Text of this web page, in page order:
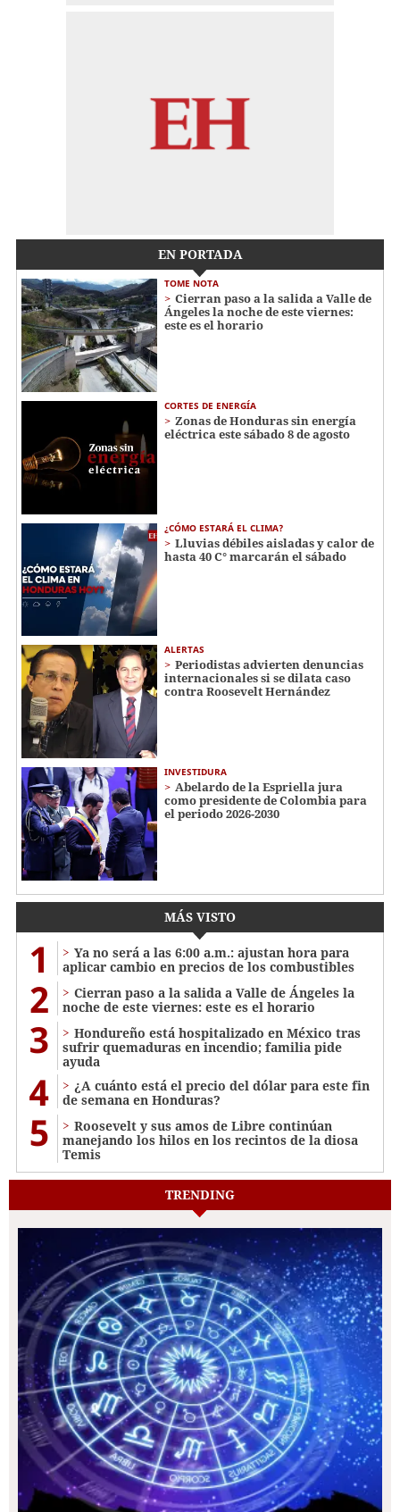
EN PORTADA
TOME NOTA
Cierran paso a la salida a Valle de
Ángeles la noche de este viernes:
este es el horario
CORTES DE ENERGÍA
Zonas de Honduras sin energía
eléctrica este sábado 8 de agosto
¿CÓMO ESTARÁ EL CLIMA?
Lluvias débiles aisladas y calor de
hasta 40 C° marcarán el sábado
ALERTAS
Periodistas advierten denuncias
internacionales si se dilata caso
contra Roosevelt Hernández
INVESTIDURA
Abelardo de la Espriella jura
como presidente de Colombia para
el periodo 2026-2030
MÁS VISTO
1
Ya no será a las 6:00 a.m.: ajustan hora para
aplicar cambio en precios de los combustibles
2
Cierran paso a la salida a Valle de Ángeles la
noche de este viernes: este es el horario
3
Hondureño está hospitalizado en México tras
sufrir quemaduras en incendio; familia pide
ayuda
4
¿A cuánto está el precio del dólar para este fin
de semana en Honduras?
5
Roosevelt y sus amos de Libre continúan
manejando los hilos en los recintos de la diosa
Temis
TRENDING